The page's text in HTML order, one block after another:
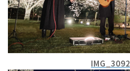
IMG_3092